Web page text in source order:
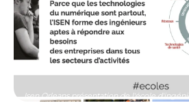
Isen Orleans présentation de l'école